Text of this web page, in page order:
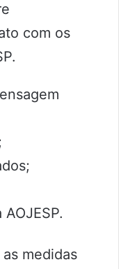
com os
medidas